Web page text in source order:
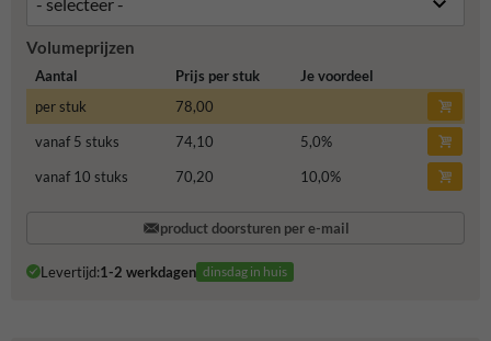
Volumeprijzen
Aantal Prijs per stuk
Je voordeel
per stuk
78,00
vanaf 5 stuks
74,10 5,0%
vanaf 10 stuks
70,20 10,0%
product doorsturen per e-mail
Levertijd:1-2 werkdagen dinsdag in huis